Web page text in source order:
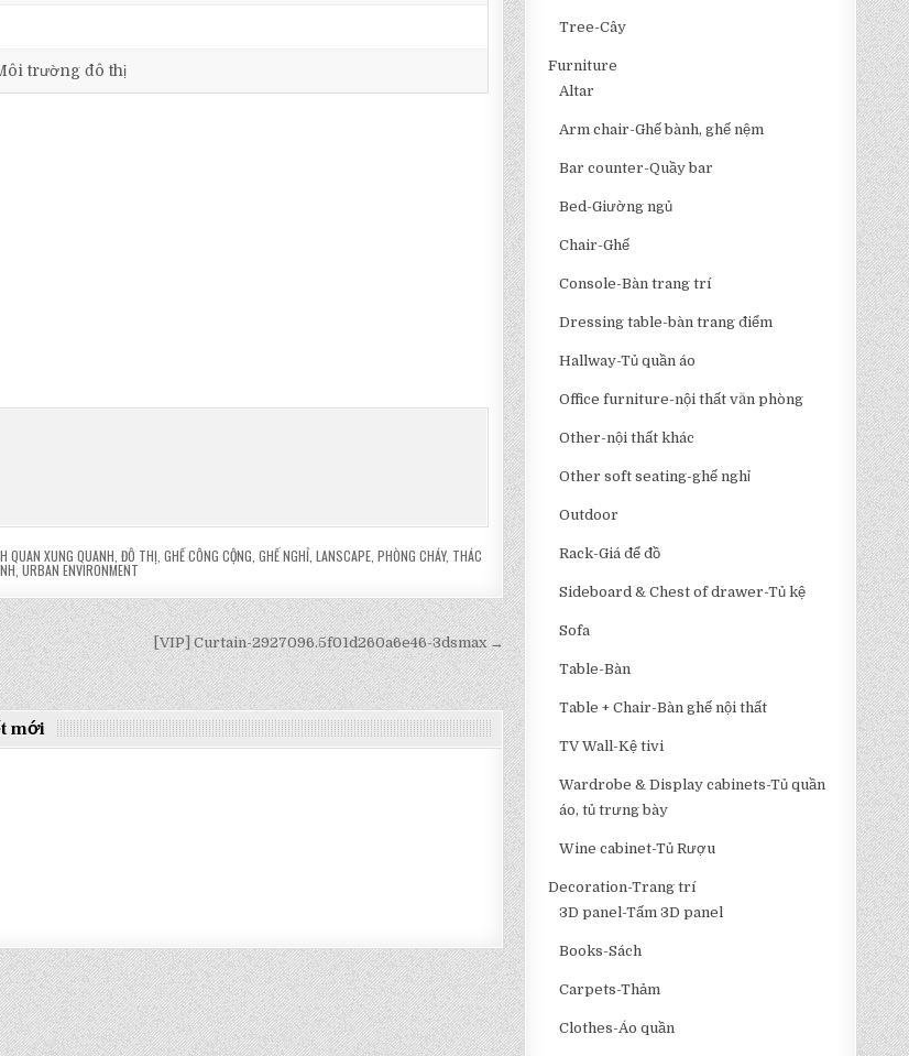
trường đô thị
QUAN XUNG QUANH ĐÔ THỊ, GHẾ CÔNG CỘNG GHẾ NGHỈ, LANSCAPE, PHÒNG CHÁY, THÁC
,URBAN ENVIRONMENT
[VIP] Curtain-2927096.5f01d260a6e46-3dsmax →
mới
Tree-Cây
Furniture
Altar
Arm chair-Ghế bành, ghế nệm
Bar counter-Quầy bar
Bed-Giường ngủ
Chair-Ghế
Console-Bàn trang trí
Dressing table-bàn trang điểm
Hallway-Tủ quần áo
Office furniture-nội thất văn phòng
Other-nội thất khác
Other soft seating-ghế nghỉ
Outdoor
Rack-Giá để đồ
Sideboard & Chest of drawer-Tủ kệ
Sofa
Table-Bàn
Table + Chair-Bàn ghế nội thất
TV Wall-Kệ tivi
Wardrobe & Display cabinets-Tủ quần
áo, tủ trưng bày
Wine cabinet-Tủ Rượu
Decoration-Trang trí
3D panel-Tấm 3D panel
Books-Sách
Carpets-Thảm
Clothes-Áo quần